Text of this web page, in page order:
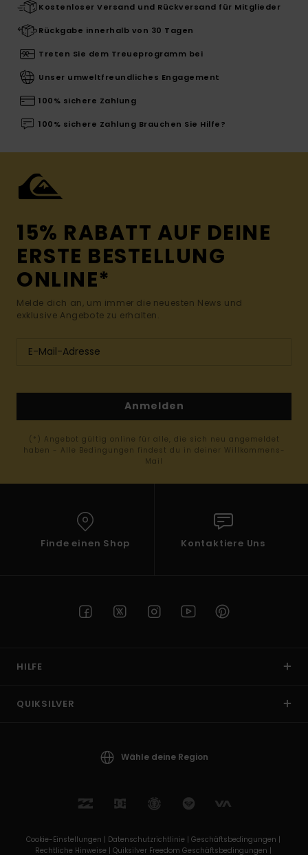
Kostenloser Versand und Rückversand für Mitglieder
Rückgabe innerhalb von 30 Tagen
Treten Sie dem Treueprogramm bei
Unser umweltfreundliches Engagement
100% sichere Zahlung
100% sichere Zahlung Brauchen Sie Hilfe?
15% RABATT AUF DEINE
ERSTE BESTELLUNG
ONLINE*
Melde dich an, um immer die neuesten News und
exklusive Angebote zu erhalten.
Anmelden
(*) Angebot gültig online für alle, die sich neu angemeldet
haben - Alle Bedingungen findest du in deiner Willkommens-
Mail
Finde einen Shop Kontaktiere Uns
HILFE
QUIKSILVER
Wähle deine Region
Cookie-Einstellungen | Datenschutzrichtlinie | Geschäftsbedingungen |
Rechtliche Hinweise | Quiksilver Freedom Geschäftsbedingungen |